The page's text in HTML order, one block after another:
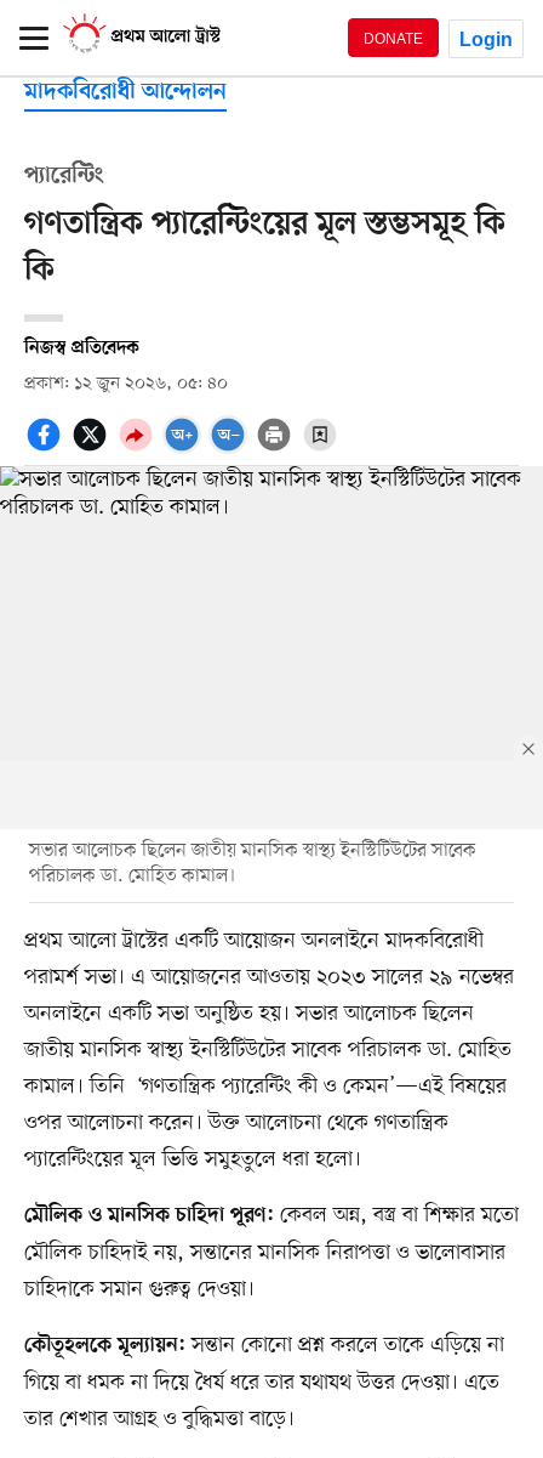
DONATE Login
মাদকবিরোধী আন্দোলন
প্যারেন্টিং
গণতান্ত্রিক প্যারেন্টিংয়ের মূল স্তম্ভসমূহ কি
কি
নিজস্ব প্রতিবেদক
প্রকাশ: ১২ জুন ২০২৬, ০৫: ৪০
সভার আলোচক ছিলেন জাতীয় মানসিক স্বাস্থ্য ইনস্টিটিউটের সাবেক
পরিচালক ডা. মোহিত কামাল।
প্রথম আলো ট্রাস্টের একটি আয়োজন অনলাইনে মাদকবিরোধী
পরামর্শ সভা। এ আয়োজনের আওতায় ২০২৩ সালের ২৯ নভেম্বর
অনলাইনে একটি সভা অনুষ্ঠিত হয়। সভার আলোচক ছিলেন
জাতীয় মানসিক স্বাস্থ্য ইনস্টিটিউটের সাবেক পরিচালক ডা. মোহিত
কামাল। তিনি ‘গণতান্ত্রিক প্যারেন্টিং কী ও কেমন’—এই বিষয়ের
ওপর আলোচনা করেন। উক্ত আলোচনা থেকে গণতান্ত্রিক
প্যারেন্টিংয়ের মূল ভিত্তি সমুহতুলে ধরা হলো।
মৌলিক ও মানসিক চাহিদা পূরণ: কেবল অন্ন, বস্ত্র বা শিক্ষার মতো
মৌলিক চাহিদাই নয়, সন্তানের মানসিক নিরাপত্তা ও ভালোবাসার
চাহিদাকে সমান গুরুত্ব দেওয়া।
কৌতূহলকে মূল্যায়ন: সন্তান কোনো প্রশ্ন করলে তাকে এড়িয়ে না
গিয়ে বা ধমক না দিয়ে ধৈর্য ধরে তার যথাযথ উত্তর দেওয়া। এতে
তার শেখার আগ্রহ ও বুদ্ধিমত্তা বাড়ে।